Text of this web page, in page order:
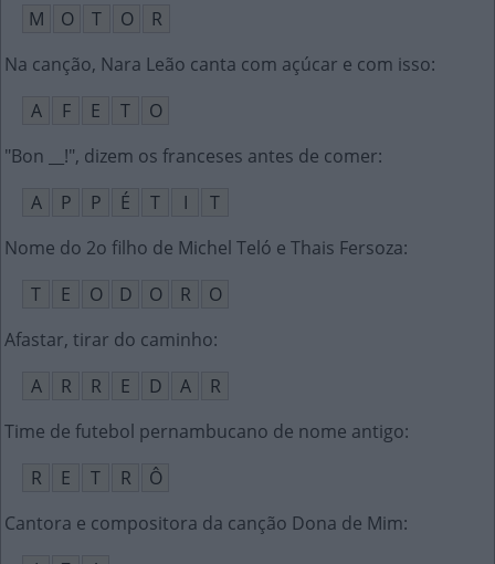
M
O T O
R
Na canção, Nara Leão canta com açúcar e com isso:
A
F E T
O
"Bon __!", dizem os franceses antes de comer:
A
P P É T I
T
Nome do 2o filho de Michel Teló e Thais Fersoza:
T
E O D O R
O
Afastar, tirar do caminho:
A
R R E D A
R
Time de futebol pernambucano de nome antigo:
R
E T R
Ô
Cantora e compositora da canção Dona de Mim: